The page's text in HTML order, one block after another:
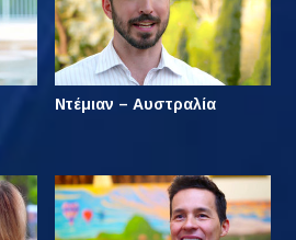
Ντέμιαν – Αυστραλία